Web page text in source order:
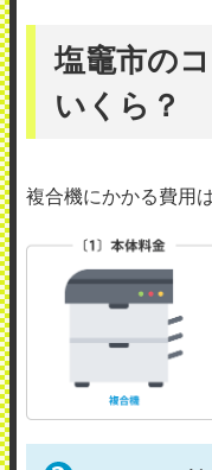
塩竈市の
いくら？
複合機にかかる費用